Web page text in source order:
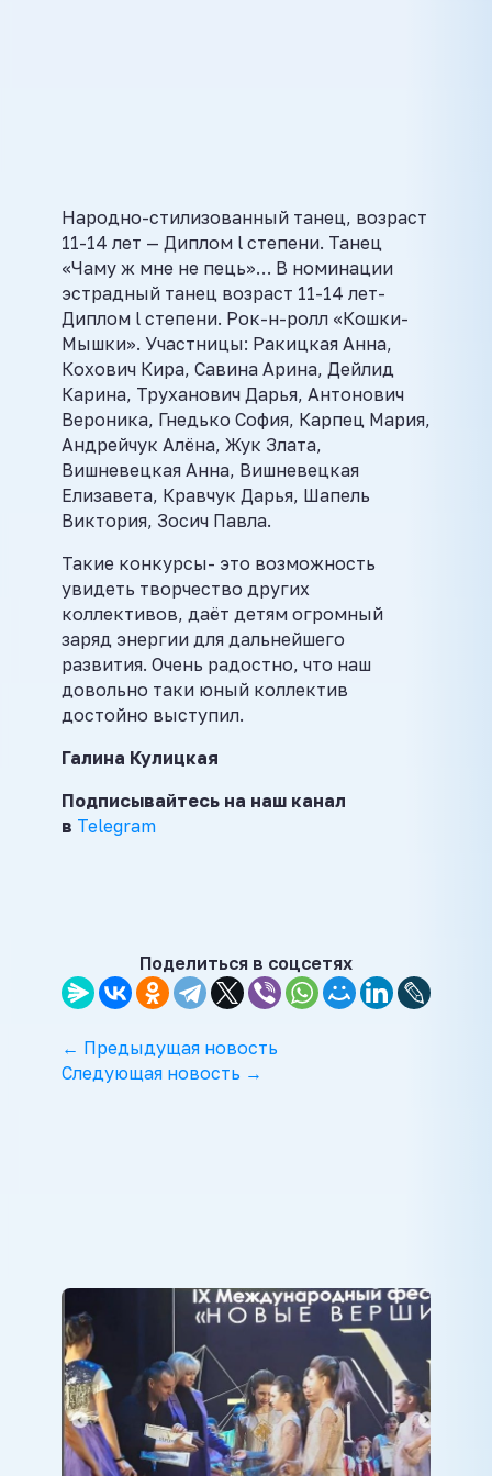
Народно-стилизованный танец, возраст
11-14 лет — Диплом l степени. Танец
«Чаму ж мне не пець»… В номинации
эстрадный танец возраст 11-14 лет-
Диплом l степени. Рок-н-ролл «Кошки-
Мышки». Участницы: Ракицкая Анна,
Кохович Кира, Савина Арина, Дейлид
Карина, Труханович Дарья, Антонович
Вероника, Гнедько София, Карпец Мария,
Андрейчук Алёна, Жук Злата,
Вишневецкая Анна, Вишневецкая
Елизавета, Кравчук Дарья, Шапель
Виктория, Зосич Павла.
Такие конкурсы- это возможность
увидеть творчество других
коллективов, даёт детям огромный
заряд энергии для дальнейшего
развития. Очень радостно, что наш
довольно таки юный коллектив
достойно выступил.
Галина Кулицкая
Подписывайтесь на наш канал
в Telegram
Поделиться в соцсетях
← Предыдущая новость
Следующая новость →